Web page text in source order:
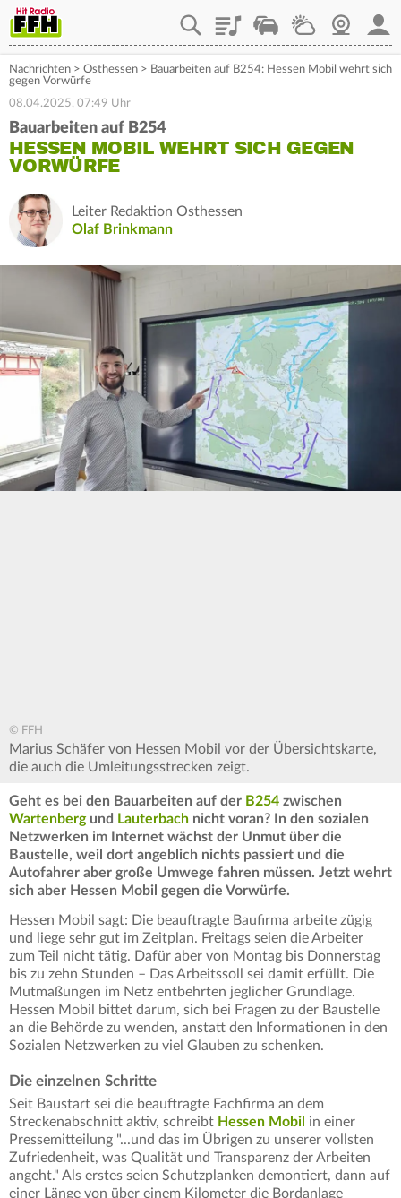
PlaylistStaupilotWetterWebcam
Nachrichten > Osthessen > Bauarbeiten auf B254: Hessen Mobil wehrt sich
gegen Vorwürfe
08.04.2025, 07:49 Uhr
Bauarbeiten auf B254
HESSEN MOBIL WEHRT SICH GEGEN
VORWÜRFE
Leiter Redaktion Osthessen
Olaf Brinkmann
© FFH
Marius Schäfer von Hessen Mobil vor der Übersichtskarte,
die auch die Umleitungsstrecken zeigt.
Geht es bei den Bauarbeiten auf der B254 zwischen
Wartenbergund Lauterbach nicht voran? In den sozialen
Netzwerken im Internet wächst der Unmut über die
Baustelle, weil dort angeblich nichts passiert und die
Autofahrer aber große Umwege fahren müssen. Jetzt wehrt
sich aber Hessen Mobil gegen die Vorwürfe.
Hessen Mobil sagt: Die beauftragte Baufirma arbeite zügig
und liege sehr gut im Zeitplan. Freitags seien die Arbeiter
zum Teil nicht tätig. Dafür aber von Montag bis Donnerstag
bis zu zehn Stunden – Das Arbeitssoll sei damit erfüllt. Die
Mutmaßungen im Netz entbehrten jeglicher Grundlage.
Hessen Mobil bittet darum, sich bei Fragen zu der Baustelle
an die Behörde zu wenden, anstatt den Informationen in den
Sozialen Netzwerken zu viel Glauben zu schenken.
Die einzelnen Schritte
Seit Baustart sei die beauftragte Fachfirma an dem
Streckenabschnitt aktiv, schreibt Hessen Mobil in einer
Pressemitteilung "...und das im Übrigen zu unserer vollsten
Zufriedenheit, was Qualität und Transparenz der Arbeiten
angeht." Als erstes seien Schutzplanken demontiert, dann auf
einer Länge von über einem Kilometer die Bordanlage